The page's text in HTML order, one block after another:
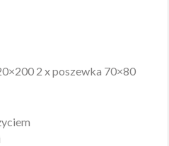
2 x poszewka 70×80